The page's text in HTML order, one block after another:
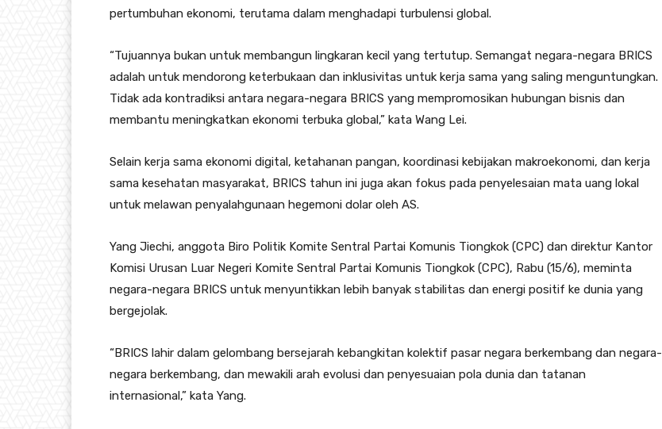
pertumbuhan ekonomi, terutama dalam menghadapi turbulensi global.
“Tujuannya bukan untuk membangun lingkaran kecil yang tertutup. Semangat negara-negara BRICS
adalah untuk mendorong keterbukaan dan inklusivitas untuk kerja sama yang saling menguntungkan.
Tidak ada kontradiksi antara negara-negara BRICS yang mempromosikan hubungan bisnis dan
membantu meningkatkan ekonomi terbuka global,” kata Wang Lei.
Selain kerja sama ekonomi digital, ketahanan pangan, koordinasi kebijakan makroekonomi, dan kerja
sama kesehatan masyarakat, BRICS tahun ini juga akan fokus pada penyelesaian mata uang lokal
untuk melawan penyalahgunaan hegemoni dolar oleh AS.
Yang Jiechi, anggota Biro Politik Komite Sentral Partai Komunis Tiongkok (CPC) dan direktur Kantor
Komisi Urusan Luar Negeri Komite Sentral Partai Komunis Tiongkok (CPC), Rabu (15/6), meminta
negara-negara BRICS untuk menyuntikkan lebih banyak stabilitas dan energi positif ke dunia yang
bergejolak.
“BRICS lahir dalam gelombang bersejarah kebangkitan kolektif pasar negara berkembang dan negara-
negara berkembang, dan mewakili arah evolusi dan penyesuaian pola dunia dan tatanan
internasional,” kata Yang.